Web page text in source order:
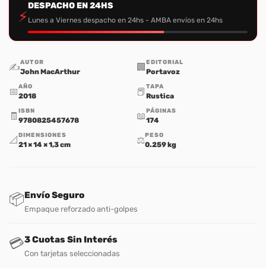
⚡
DESPACHO EN 24HS
Lunes a Viernes despacho en 24hs - AMBA envíos en 24hs
✍️AUTOR
John MacArthur 🏢 EDITORIAL
Portavoz
📅AÑO
2018 📕 TAPA
Rustica
🧾 ISBN
9780825457678 📖PÁGINAS
174
📐 DIMENSIONES
21 × 14 × 1,3 cm ⚖️PESO
0.259 kg
📦Envío Seguro
Empaque reforzado anti-golpes
💳3 Cuotas Sin Interés
Con tarjetas seleccionadas